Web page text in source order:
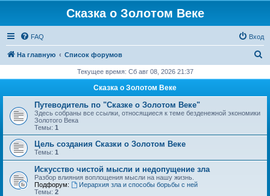
Сказка о Золотом Веке
FAQ Вход
На главную Список форумов
с
Текущее время: Сб авг 08, 2026 21:37
Сказка о Золотом Веке
Путеводитель по "Сказке о Золотом Веке"
Здесь собраны все ссылки, относящиеся к теме безденежной экономики
Золотого Века
Темы: 1
Цель создания Сказки о Золотом Веке
Темы: 1
Искусство чистой мысли и недопущение зла
Разбор влияния воплощения мысли на нашу жизнь.
Подфорум:
Иерархия зла и способы борьбы с ней
Темы: 2